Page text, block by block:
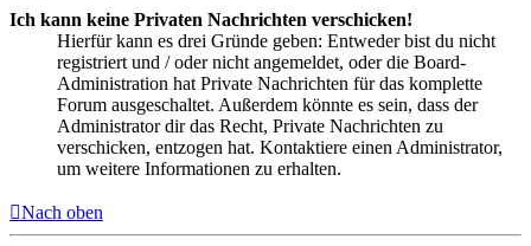
Ich kann keine Privaten Nachrichten verschicken!
Hierfür kann es drei Gründe geben: Entweder bist du nicht
registriert und / oder nicht angemeldet, oder die Board-
Administration hat Private Nachrichten für das komplette
Forum ausgeschaltet. Außerdem könnte es sein, dass der
Administrator dir das Recht, Private Nachrichten zu
verschicken, entzogen hat. Kontaktiere einen Administrator,
um weitere Informationen zu erhalten.
Nach oben